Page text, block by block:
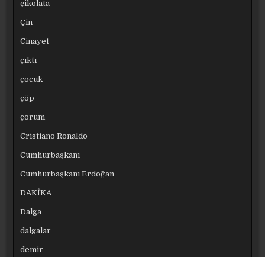
çikolata
Çin
Cinayet
çıktı
çocuk
çöp
çorum
Cristiano Ronaldo
Cumhurbaşkanı
Cumhurbaşkanı Erdoğan
DAKİKA
Dalga
dalgalar
demir